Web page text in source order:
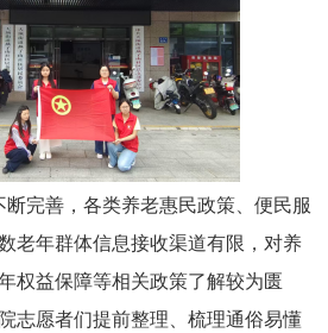
完善，各类养老惠民政策、便民服
老年群体信息接收渠道有限，对养
权益保障等相关政策了解较为匮
志愿者们提前整理、梳理通俗易懂